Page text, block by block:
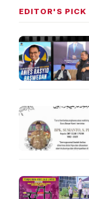
EDITOR'S PICK